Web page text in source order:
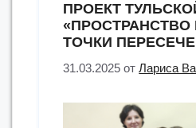
ПРОЕКТ
«ПРОСТРАНСТВО
ТОЧКИ
31.03.2025 отЛариса